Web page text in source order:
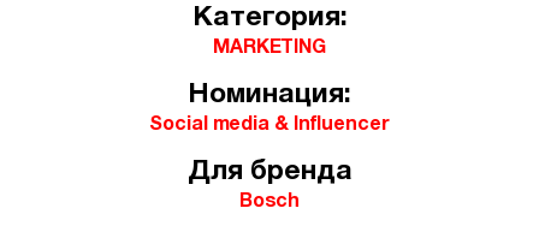
Категория:
MARKETING
Номинация:
Social media & Influencer
Для бренда
Bosch